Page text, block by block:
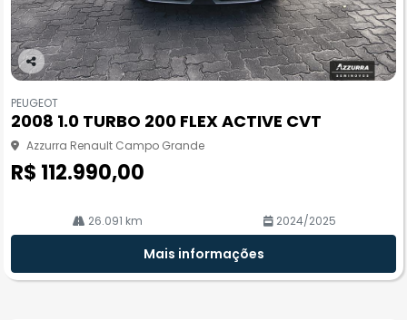
Co
pa
rtil
he
PEUGEOT
2008 1.0 TURBO 200 FLEX ACTIVE CVT
Azzurra Renault Campo Grande
R$ 112.990,00
26.091 km 2024/2025
Mais informações